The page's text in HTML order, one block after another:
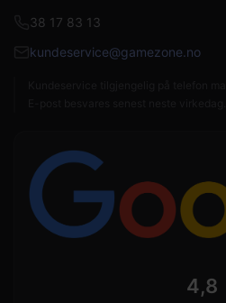
38 17 83 13
kundeservice@gamezone.no
4,8